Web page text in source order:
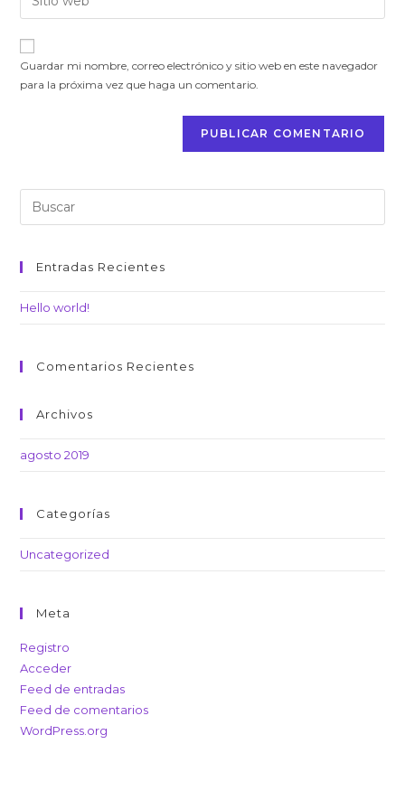
usuario
para
comentar
de
electrónico
para
la
URL
de
tu
Guardar mi nombre, correo electrónico y sitio web en este navegador
para la próxima vez que haga un comentario.
Entradas Recientes
Hello world!
Comentarios Recientes
Archivos
agosto 2019
Categorías
Uncategorized
Meta
Registro
Acceder
Feed de entradas
Feed de comentarios
WordPress.org